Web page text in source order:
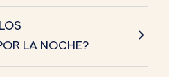
LA NOCHE?